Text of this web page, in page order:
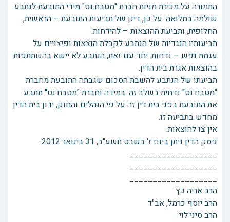
התמורה על מכירת מניות חברת "מטבח.נט" מידי התובעת לנתבע
שולמה במלואה. על כן, דינן של תביעות התובעת – הראשית,
החלופית, ותביעת ההוצאות – להידחות.
תביעותיו הנגדיות של הנתבע לקבלת הוצאות ופיצויים על
עגמת נפש – נדחות. יחד עם זאת, הנתבע לא יישא בהשתתפות
בהוצאות אגרת בית הדין.
תביעתו של הנתבע להשבת הסכום שגבתה התובעת מחברת
"מטבח.נט" נדחית בשלב זה. במידה וחברת "מטבח.נט" תתבע
את התובעת בפני בית דין זה על פי הנהלים והחוק, ידון בית הדין
מחדש בתביעה זו.
אין צו להוצאות.
פסק הדין ניתן ביום ז' בשבט תשע"ב, 31 בינואר 2012.
___________________
___________________
___________________
הרב אריה כץ
הרב יוסף כרמל, אב"ד
הרב סיני לוי